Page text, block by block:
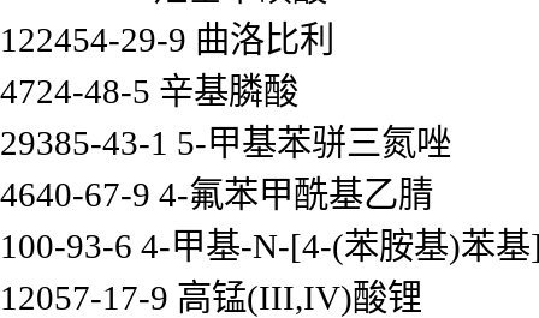
122454-29-9 曲洛比利
4724-48-5 辛基膦酸
29385-43-1 5-甲基苯骈三氮唑
4640-67-9 4-氟苯甲酰基乙腈
100-93-6 4-甲基-N-[4-(苯胺基)苯
12057-17-9 高锰(III,IV)酸锂